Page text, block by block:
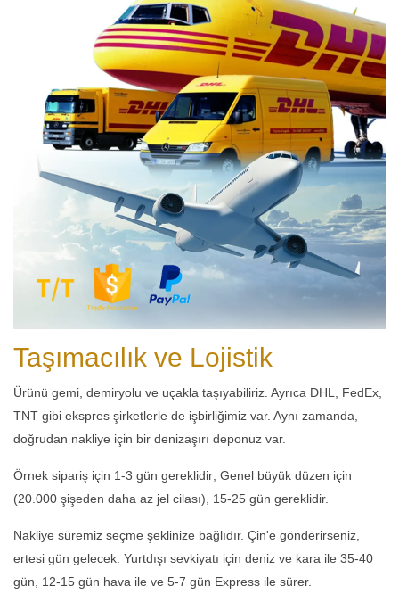
Taşımacılık ve Lojistik
Ürünü gemi, demiryolu ve uçakla taşıyabiliriz. Ayrıca DHL, FedEx,
TNT gibi ekspres şirketlerle de işbirliğimiz var. Aynı zamanda,
doğrudan nakliye için bir denizaşırı deponuz var.
Örnek sipariş için 1-3 gün gereklidir; Genel büyük düzen için
(20.000 şişeden daha az jel cilası), 15-25 gün gereklidir.
Nakliye süremiz seçme şeklinize bağlıdır. Çin'e gönderirseniz,
ertesi gün gelecek. Yurtdışı sevkiyatı için deniz ve kara ile 35-40
gün, 12-15 gün hava ile ve 5-7 gün Express ile sürer.